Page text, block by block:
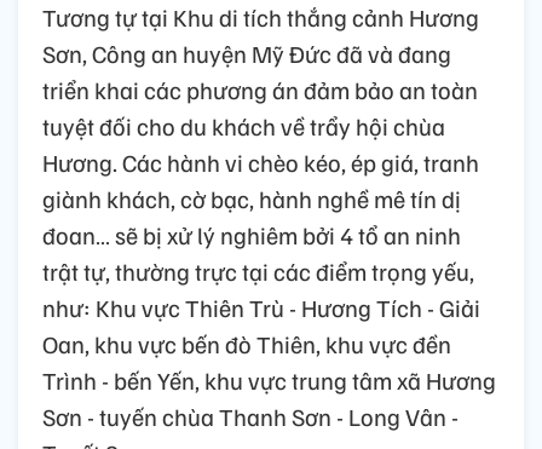
Tương tự tại Khu di tích thắng cảnh Hương
Sơn, Công an huyện Mỹ Đức đã và đang
triển khai các phương án đảm bảo an toàn
tuyệt đối cho du khách về trẩy hội chùa
Hương. Các hành vi chèo kéo, ép giá, tranh
giành khách, cờ bạc, hành nghề mê tín dị
đoan… sẽ bị xử lý nghiêm bởi 4 tổ an ninh
trật tự, thường trực tại các điểm trọng yếu,
như: Khu vực Thiên Trù - Hương Tích - Giải
Oan, khu vực bến đò Thiên, khu vực đền
Trình - bến Yến, khu vực trung tâm xã Hương
Sơn - tuyến chùa Thanh Sơn - Long Vân -